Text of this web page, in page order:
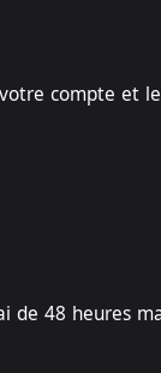
compte et
de 48 heures